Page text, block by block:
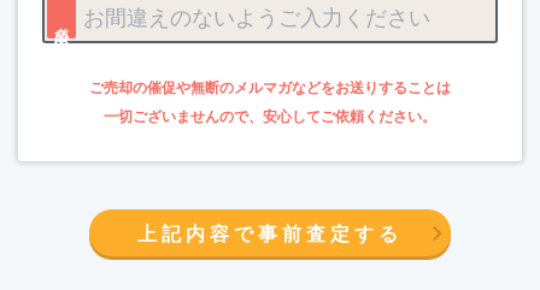
上記内容で事前査定する